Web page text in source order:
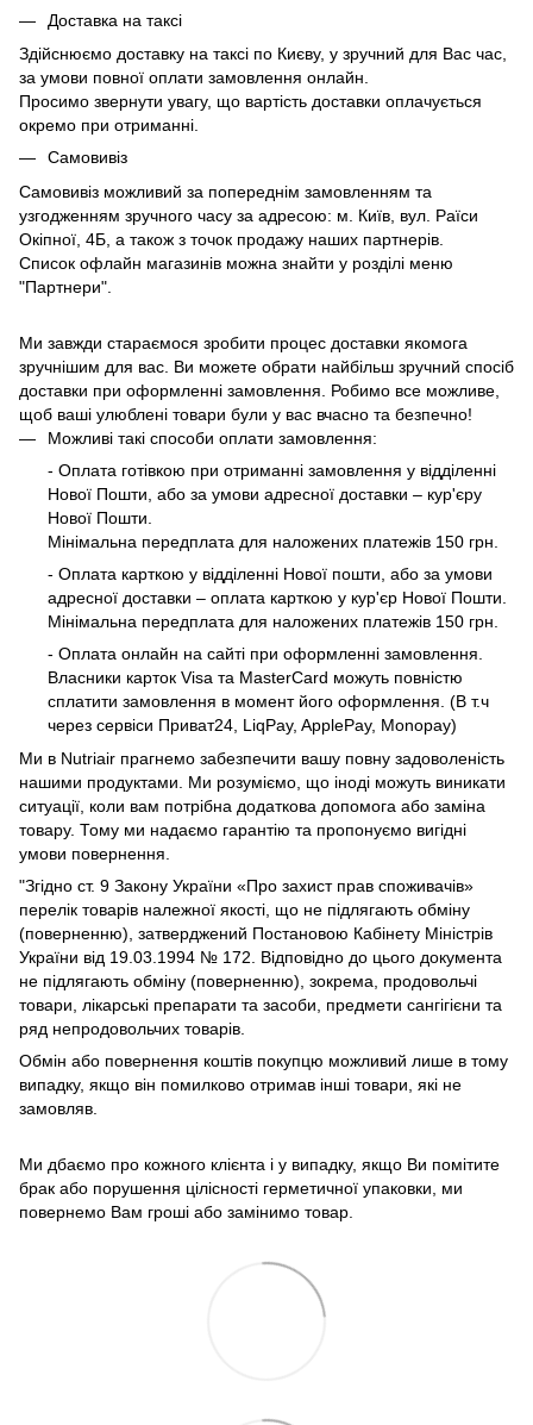
Доставка на таксі
Здійснюємо доставку на таксі по Києву, у зручний для Вас час,
за умови повної оплати замовлення онлайн.
Просимо звернути увагу, що вартість доставки оплачується
окремо при отриманні.
Самовивіз
Самовивіз можливий за попереднім замовленням та
узгодженням зручного часу за адресою: м. Київ, вул. Раїси
Окіпної, 4Б, а також з точок продажу наших партнерів.
Список офлайн магазинів можна знайти у розділі меню
"Партнери".
Ми завжди стараємося зробити процес доставки якомога
зручнішим для вас. Ви можете обрати найбільш зручний спосіб
доставки при оформленні замовлення. Робимо все можливе,
щоб ваші улюблені товари були у вас вчасно та безпечно!
Можливі такі способи оплати замовлення:
- Оплата готівкою при отриманні замовлення у відділенні
Нової Пошти, або за умови адресної доставки – кур'єру
Нової Пошти.
Мінімальна передплата для наложених платежів 150 грн.
- Оплата карткою у відділенні Нової пошти, або за умови
адресної доставки – оплата карткою у кур'єр Нової Пошти.
Мінімальна передплата для наложених платежів 150 грн.
- Оплата онлайн на сайті при оформленні замовлення.
Власники карток Visa та MasterCard можуть повністю
сплатити замовлення в момент його оформлення. (В т.ч
через сервіси Приват24, LiqPay, ApplePay, Monopay)
Ми в Nutriair прагнемо забезпечити вашу повну задоволеність
нашими продуктами. Ми розуміємо, що іноді можуть виникати
ситуації, коли вам потрібна додаткова допомога або заміна
товару. Тому ми надаємо гарантію та пропонуємо вигідні
умови повернення.
"Згідно ст. 9 Закону України «Про захист прав споживачів»
перелік товарів належної якості, що не підлягають обміну
(поверненню), затверджений Постановою Кабінету Міністрів
України від 19.03.1994 № 172. Відповідно до цього документа
не підлягають обміну (поверненню), зокрема, продовольчі
товари, лікарські препарати та засоби, предмети сангігієни та
ряд непродовольчих товарів.
Обмін або повернення коштів покупцю можливий лише в тому
випадку, якщо він помилково отримав інші товари, які не
замовляв.
Ми дбаємо про кожного клієнта і у випадку, якщо Ви помітите
брак або порушення цілісності герметичної упаковки, ми
повернемо Вам гроші або замінимо товар.